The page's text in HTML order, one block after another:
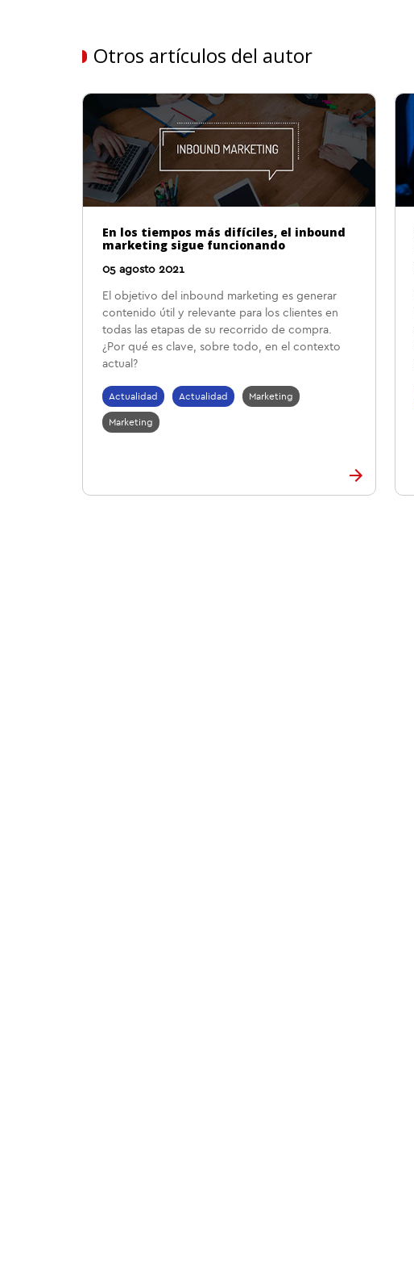
Otros artículos del autor
En los tiempos más difíciles, el inbound
marketing sigue funcionando
05 agosto 2021
El objetivo del inbound marketing es generar
contenido útil y relevante para los clientes en
todas las etapas de su recorrido de compra.
¿Por qué es clave, sobre todo, en el contexto
actual?
Actualidad Actualidad Marketing
Marketing